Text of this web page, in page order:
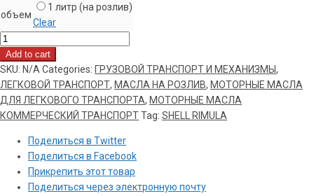
объем
1 литр (на розлив)
Clear
Моторное
масло
SHELL
RIMULA
R6
LME
(синт.)
quantity
Add to cart
SKU: N/A Categories: ГРУЗОВОЙ ТРАНСПОРТ И МЕХАНИЗМЫ,
ЛЕГКОВОЙ ТРАНСПОРТ, МАСЛА НА РОЗЛИВ, МОТОРНЫЕ МАСЛА
ДЛЯ ЛЕГКОВОГО ТРАНСПОРТА, МОТОРНЫЕ МАСЛА
КОММЕРЧЕСКИЙ ТРАНСПОРТTag: SHELL RIMULA
Поделиться в Twitter
Поделиться в Facebook
Прикрепить этот товар
Поделиться через электронную почту